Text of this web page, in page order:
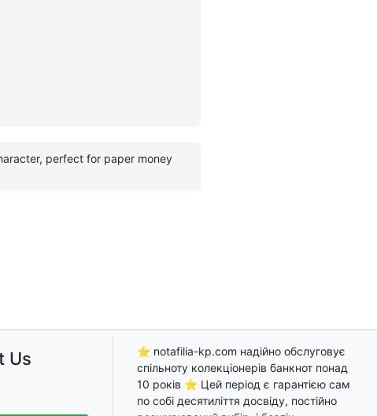
perfect for paper money
Us
⭐ notafilia-kp.com надійно обслуговує
спільноту колекціонерів банкнот понад
10 років ⭐ Цей період є гарантією сам
по собі десятиліття досвіду, постійно